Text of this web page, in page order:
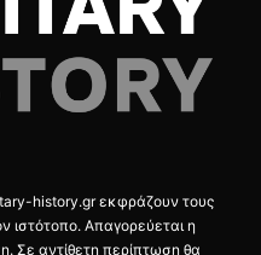
history.gr εκφράζουν τους
ιστότοπο. Απαγορεύεται η
Σε αντίθετη περίπτωση θα